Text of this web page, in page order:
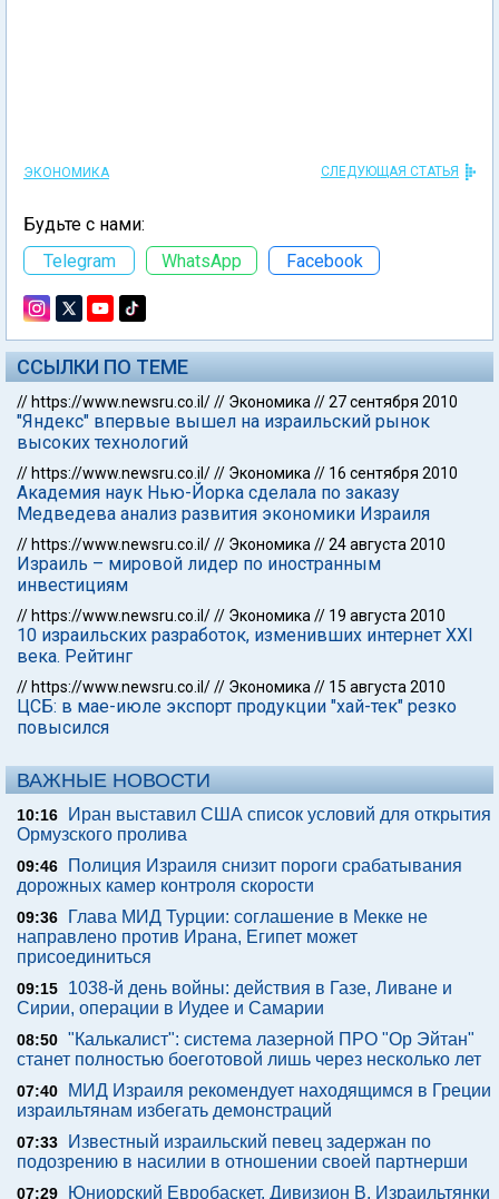
ЭКОНОМИКА СЛЕДУЮЩАЯ СТАТЬЯ
Будьте с нами:
Telegram
WhatsApp Facebook
ССЫЛКИ ПО ТЕМЕ
// https://www.newsru.co.il/// Экономика //27 сентября 2010
"Яндекс" впервые вышел на израильский рынок
высоких технологий
// https://www.newsru.co.il/// Экономика // 16 сентября 2010
Академия наук Нью-Йорка сделала по заказу
Медведева анализ развития экономики Израиля
// https://www.newsru.co.il/// Экономика //24 августа 2010
Израиль – мировой лидер по иностранным
инвестициям
// https://www.newsru.co.il/// Экономика // 19 августа 2010
10 израильских разработок, изменивших интернет XXI
века. Рейтинг
// https://www.newsru.co.il/// Экономика // 15 августа 2010
ЦСБ: в мае-июле экспорт продукции "хай-тек" резко
повысился
ВАЖНЫЕ НОВОСТИ
10:16
Иран выставил США список условий для открытия
Ормузского пролива
09:46
Полиция Израиля снизит пороги срабатывания
дорожных камер контроля скорости
09:36
Глава МИД Турции: соглашение в Мекке не
направлено против Ирана, Египет может
присоединиться
09:15
1038-й день войны: действия в Газе, Ливане и
Сирии, операции в Иудее и Самарии
08:50 "Калькалист": система лазерной ПРО "Ор Эйтан"
станет полностью боеготовой лишь через несколько лет
07:40
МИД Израиля рекомендует находящимся в Греции
израильтянам избегать демонстраций
07:33
Известный израильский певец задержан по
подозрению в насилии в отношении своей партнерши
07:29 Юниорский Евробаскет. Дивизион В. Израильтянки